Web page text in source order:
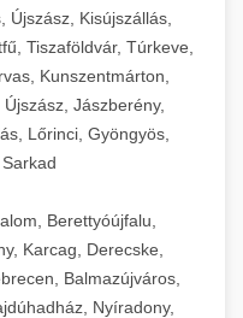
Újszász, Kisújszállás,
Tiszaföldvár, Túrkeve,
Kunszentmárton,
Jászberény,
Lőrinci, Gyöngyös,
Berettyóújfalu,
Karcag, Derecske,
Balmazújváros,
Nyíradony,